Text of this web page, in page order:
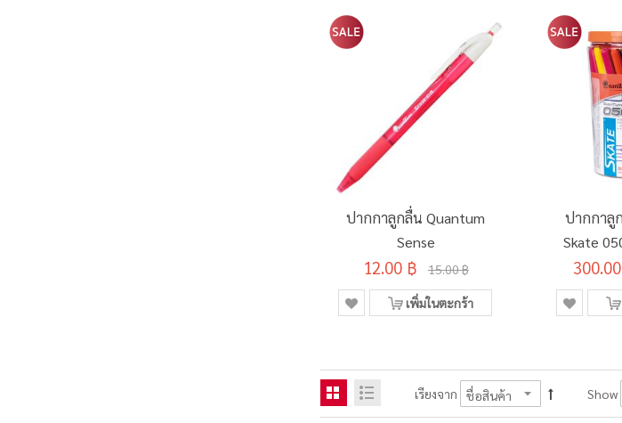
ปากกาลูกลื่น Quantum
Sense
12.00 ฿ 15.00 ฿
เพิ่มในตะกร้า
ปากกาลู
Skate
เรียงจาก Show